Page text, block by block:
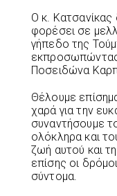
Ο κ. Κατσανίκας
φορέσει σε
γήπεδο της
εκπροσωπώντας
Ποσειδώνα
Θέλουμε
χαρά για την
συναντήσουμε
ολόκληρα και
ζωή αυτού και
επίσης οι
σύντομα.